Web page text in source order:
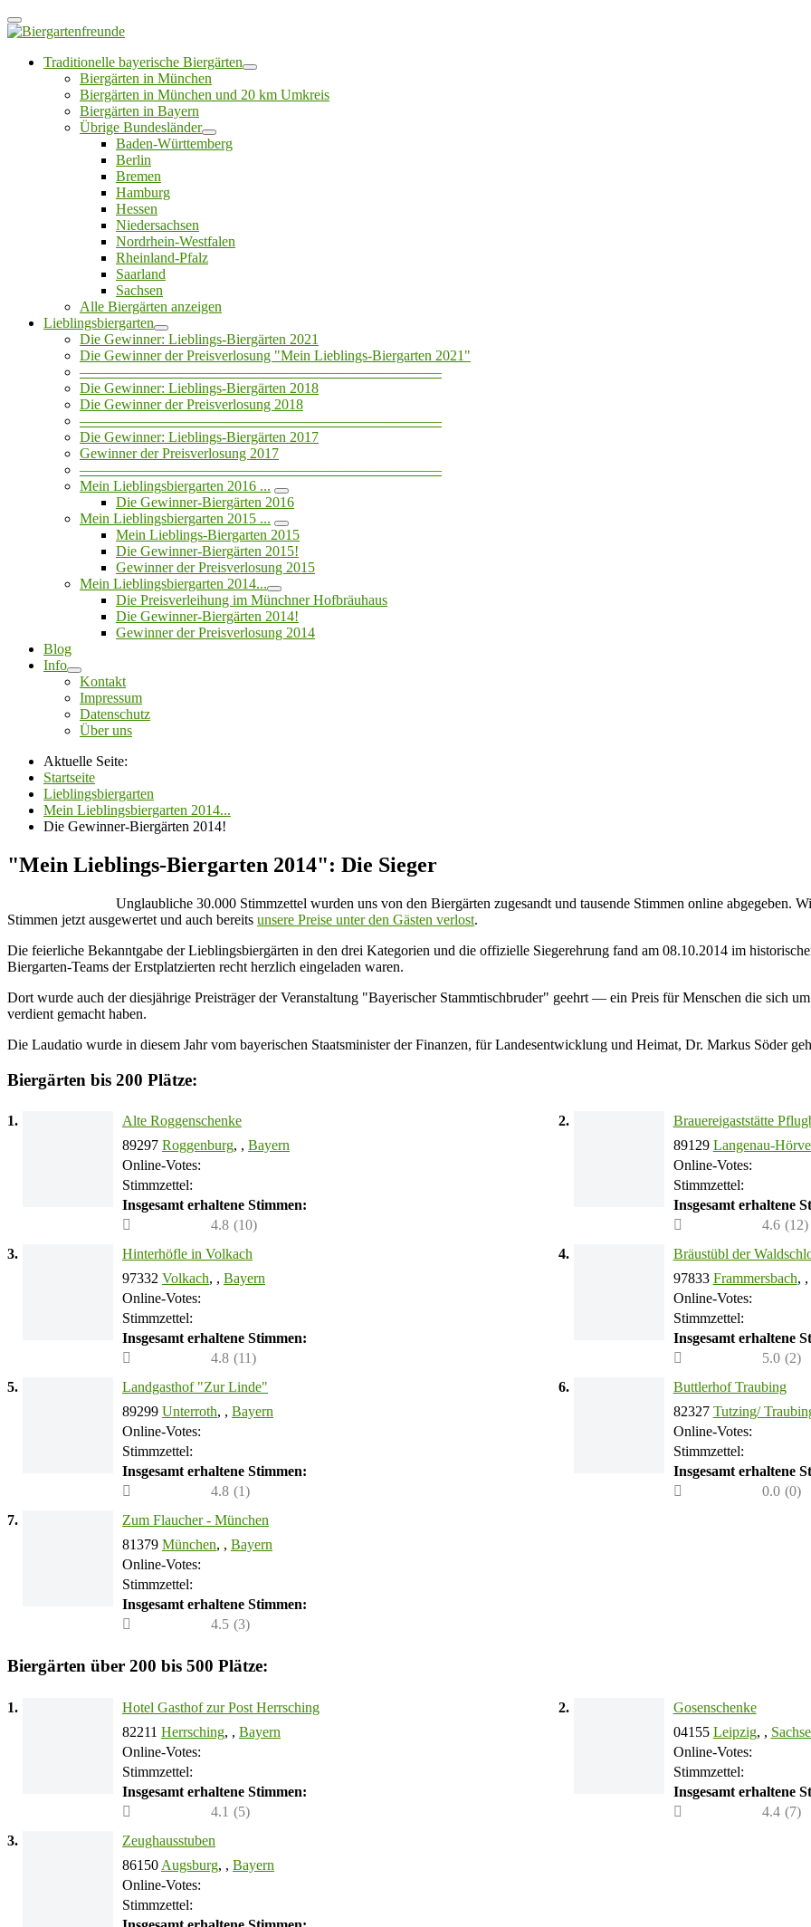
Traditionelle bayerische Biergärten
Biergärten in München
Biergärten in München und 20 km Umkreis
Biergärten in Bayern
Übrige Bundesländer
Baden-Württemberg
Berlin
Bremen
Hamburg
Hessen
Niedersachsen
Nordrhein-Westfalen
Rheinland-Pfalz
Saarland
Sachsen
Alle Biergärten anzeigen
Lieblingsbiergarten
Die Gewinner: Lieblings-Biergärten 2021
Die Gewinner der Preisverlosung "Mein Lieblings-Biergarten 2021"
—————————————————————————
Die Gewinner: Lieblings-Biergärten 2018
Die Gewinner der Preisverlosung 2018
—————————————————————————
Die Gewinner: Lieblings-Biergärten 2017
Gewinner der Preisverlosung 2017
—————————————————————————
Mein Lieblingsbiergarten 2016 ...
Die Gewinner-Biergärten 2016
Mein Lieblingsbiergarten 2015 ...
Mein Lieblings-Biergarten 2015
Die Gewinner-Biergärten 2015!
Gewinner der Preisverlosung 2015
Mein Lieblingsbiergarten 2014...
Die Preisverleihung im Münchner Hofbräuhaus
Die Gewinner-Biergärten 2014!
Gewinner der Preisverlosung 2014
Blog
Info
Kontakt
Impressum
Datenschutz
Über uns
Aktuelle Seite:
Startseite
Lieblingsbiergarten
Mein Lieblingsbiergarten 2014...
Die Gewinner-Biergärten 2014!
"Mein Lieblings-Biergarten 2014": Die Sieger
Unglaubliche 30.000 Stimmzettel wurden uns von den Biergärten zugesandt und tausende Stimmen online abgegeben.
Stimmen jetzt ausgewertet und auch bereits unsere Preise unter den Gästen verlost.
Die feierliche Bekanntgabe der Lieblingsbiergärten in den drei Kategorien und die offizielle Siegerehrung fand am 08.10.2014 im
Biergarten-Teams der Erstplatzierten recht herzlich eingeladen waren.
Dort wurde auch der diesjährige Preisträger der Veranstaltung "Bayerischer Stammtischbruder" geehrt — ein Preis für Menschen die sich
verdient gemacht haben.
Die Laudatio wurde in diesem Jahr vom bayerischen Staatsminister der Finanzen, für Landesentwicklung und Heimat, Dr. Markus Söder
Biergärten bis 200 Plätze:
1.
Alte Roggenschenke
89297 Roggenburg, , Bayern
Online-Votes:
Stimmzettel:
Insgesamt erhaltene Stimmen:
4.8 (10)
2.
Brauereigaststätte
89129 Langenau-
Online-Votes:
Stimmzettel:
Insgesamt erhaltene
4.6 (12)
3.
Hinterhöfle in Volkach
97332 Volkach, , Bayern
Online-Votes:
Stimmzettel:
Insgesamt erhaltene Stimmen:
4.8 (11)
4.
Bräustübl der
97833 Frammersbach, ,
Online-Votes:
Stimmzettel:
Insgesamt erhaltene
5.0 (2)
5.
Landgasthof "Zur Linde"
89299 Unterroth, , Bayern
Online-Votes:
Stimmzettel:
Insgesamt erhaltene Stimmen:
4.8 (1)
6.
Buttlerhof Traubing
82327 Tutzing/
Online-Votes:
Stimmzettel:
Insgesamt erhaltene
0.0 (0)
7.
Zum Flaucher - München
81379 München, , Bayern
Online-Votes:
Stimmzettel:
Insgesamt erhaltene Stimmen:
4.5 (3)
Biergärten über 200 bis 500 Plätze:
1.
Hotel Gasthof zur Post Herrsching
82211 Herrsching, , Bayern
Online-Votes:
Stimmzettel:
Insgesamt erhaltene Stimmen:
4.1 (5)
2.
Gosenschenke
04155 Leipzig, ,
Online-Votes:
Stimmzettel:
Insgesamt erhaltene
4.4 (7)
3.
Zeughausstuben
86150 Augsburg, , Bayern
Online-Votes:
Stimmzettel: